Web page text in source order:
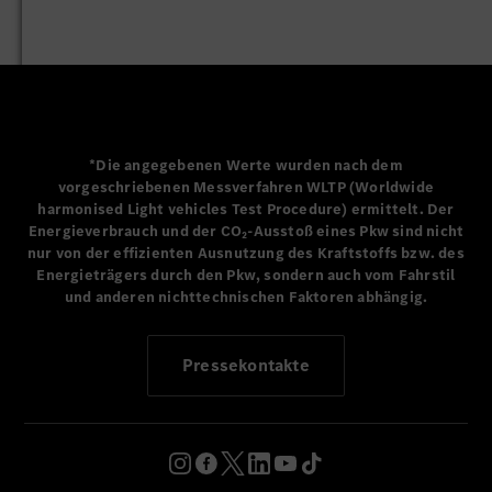
Datenschutz
Grundlage für die Integration von ChatGPT ist eine
Kooperation mit Microsoft. Über Azure OpenAI Service
nutzt Mercedes-Benz die groß angelegten generativen KI-
Modelle von OpenAI in Kombination mit den erstklassigen
Sicherheits-, Datenschutz- und Zuverlässigkeitsfunktionen
von Azure. Mercedes-Benz hat zu jeder Zeit die Hoheit
*Die angegebenen Werte wurden nach dem
vorgeschriebenen Messverfahren WLTP (Worldwide
harmonised Light vehicles Test Procedure) ermittelt. Der
Energieverbrauch und der CO₂-Ausstoß eines Pkw sind nicht
nur von der effizienten Ausnutzung des Kraftstoffs bzw. des
Energieträgers durch den Pkw, sondern auch vom Fahrstil
und anderen nichttechnischen Faktoren abhängig.
Pressekontakte